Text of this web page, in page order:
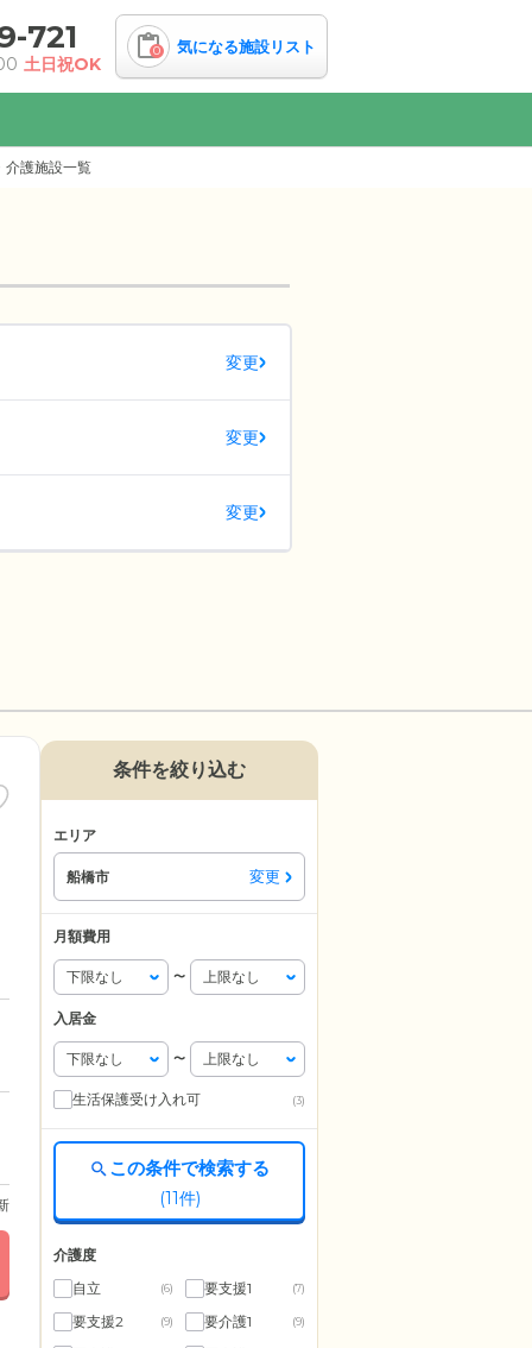
721
土日祝OK
0 気になる施設リスト
介護施設一覧
変更
変更
変更
条件を絞り込む
エリア
船橋市 変更
月額費用
〜
入居金
〜
生活保護受け入れ可 (3)
この条件で検索する
(11件)
介護度
自立
(6) 要支援1 (7)
要支援2 (9) 要介護1 (9)